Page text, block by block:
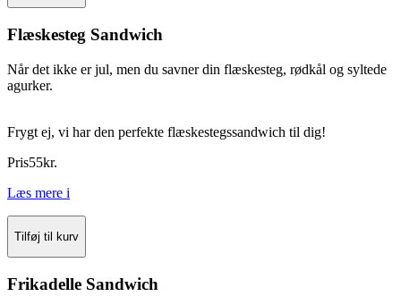
Flæskesteg Sandwich
Når det ikke er jul, men du savner din flæskesteg, rødkål og syltede
agurker.
Frygt ej, vi har den perfekte flæskestegssandwich til dig!
Pris55kr.
Læs mere i
Tilføj til kurv
Frikadelle Sandwich